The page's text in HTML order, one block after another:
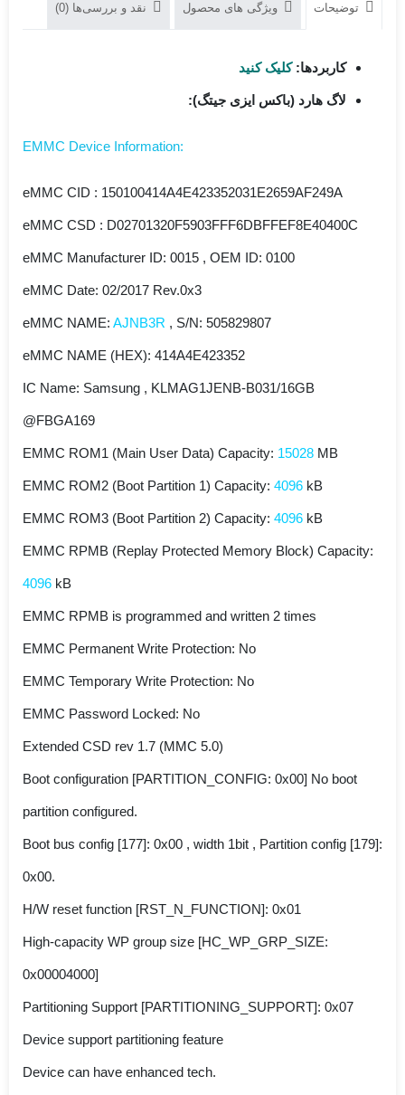
KLMAG1JENB-
توضیحات ویژگی های محصول نقد و بررسی‌ها (0)
کاربردها:کلیک کنید
لاگ هارد (باکس ایزی جیتگ):
:EMMC Device Information
eMMC CID : 150100414A4E423352031E2659AF249A
eMMC CSD : D02701320F5903FFF6DBFFEF8E40400C
eMMC Manufacturer ID: 0015 , OEM ID: 0100
eMMC Date: 02/2017 Rev.0x3
eMMC NAME: AJNB3R , S/N: 505829807
eMMC NAME (HEX): 414A4E423352
IC Name: Samsung , KLMAG1JENB-B031/16GB
@FBGA169
EMMC ROM1 (Main User Data) Capacity: 15028 MB
EMMC ROM2 (Boot Partition 1) Capacity: 4096 kB
EMMC ROM3 (Boot Partition 2) Capacity: 4096 kB
EMMC RPMB (Replay Protected Memory Block) Capacity:
4096 kB
EMMC RPMB is programmed and written 2 times
EMMC Permanent Write Protection: No
EMMC Temporary Write Protection: No
EMMC Password Locked: No
Extended CSD rev 1.7 (MMC 5.0)
Boot configuration [PARTITION_CONFIG: 0x00] No boot
partition configured.
Boot bus config [177]: 0x00 , width 1bit , Partition config [179]:
0x00.
H/W reset function [RST_N_FUNCTION]: 0x01
High-capacity WP group size [HC_WP_GRP_SIZE:
0x00004000]
Partitioning Support [PARTITIONING_SUPPORT]: 0x07
Device support partitioning feature
Device can have enhanced tech.